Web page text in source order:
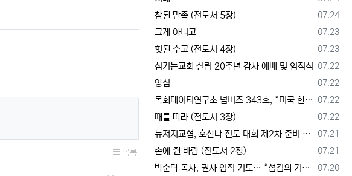
목록
등록일
07.24
참된 만족 (전도서 5장)
등록일
07.23
그게 아니고
등록일
07.23
헛된 수고 (전도서 4장)
등록일
07.22
섬기는교회 설립 20주년 감사 예배 및 임직식
등록일
07.22
양심
등록일
07.22
목회데이터연구소 넘버즈 343호, “미국 한인교회 목회자 41%, 영적 번아웃 상태”
등록일
07.22
때를 따라 (전도서 3장)
등록일
07.21
뉴저지교협, 호산나 전도 대회 제2차 준비 기도회 --- "사람이 아니라 하나님께서 일하신다"
등록일
07.21
손에 쥔 바람 (전도서 2장)
등록일
07.20
박순탁 목사, 권사 임직 기도… “섬김의 기쁨을 알고 교회를 붙드는 믿음의 동역자 되게 하소서”